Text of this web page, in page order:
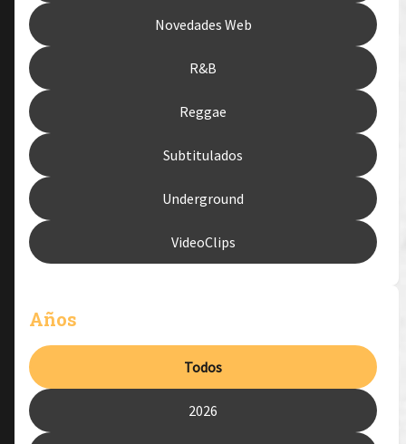
Novedades Web
R&B
Reggae
Subtitulados
Underground
VideoClips
Años
Todos
2026